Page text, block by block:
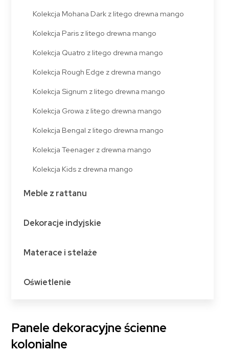
Kolekcja Mohana Dark z litego drewna mango
Kolekcja Paris z litego drewna mango
Kolekcja Quatro z litego drewna mango
Kolekcja Rough Edge z drewna mango
Kolekcja Signum z litego drewna mango
Kolekcja Growa z litego drewna mango
Kolekcja Bengal z litego drewna mango
Kolekcja Teenager z drewna mango
Kolekcja Kids z drewna mango
Meble z rattanu
Dekoracje indyjskie
Materace i stelaże
Oświetlenie
Panele dekoracyjne ścienne
kolonialne